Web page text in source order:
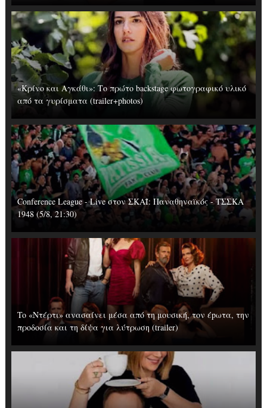
«Κρίνο και Αγκάθι»: Το πρώτο backstage φωτογραφικό υλικό
από τα γυρίσματα (trailer+photos)
Conference League - Live στον ΣΚΑΪ: Παναθηναϊκός - ΤΣΣΚΑ
1948 (5/8, 21:30)
To «Ντέρτι» ανασαίνει μέσα από τη μουσική, τον έpωτα, την
προδοσία και τη δίψα για λύτρωση (trailer)